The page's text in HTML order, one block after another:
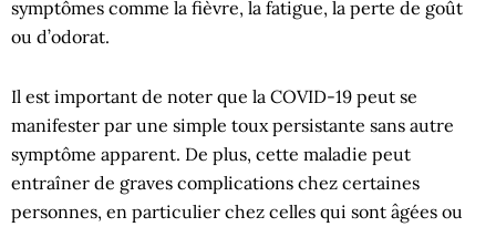
symptômes comme la fièvre, la fatigue, la perte de goût
ou d’odorat.
Il est important de noter que la COVID-19 peut se
manifester par une simple toux persistante sans autre
symptôme apparent. De plus, cette maladie peut
entraîner de graves complications chez certaines
personnes, en particulier chez celles qui sont âgées ou